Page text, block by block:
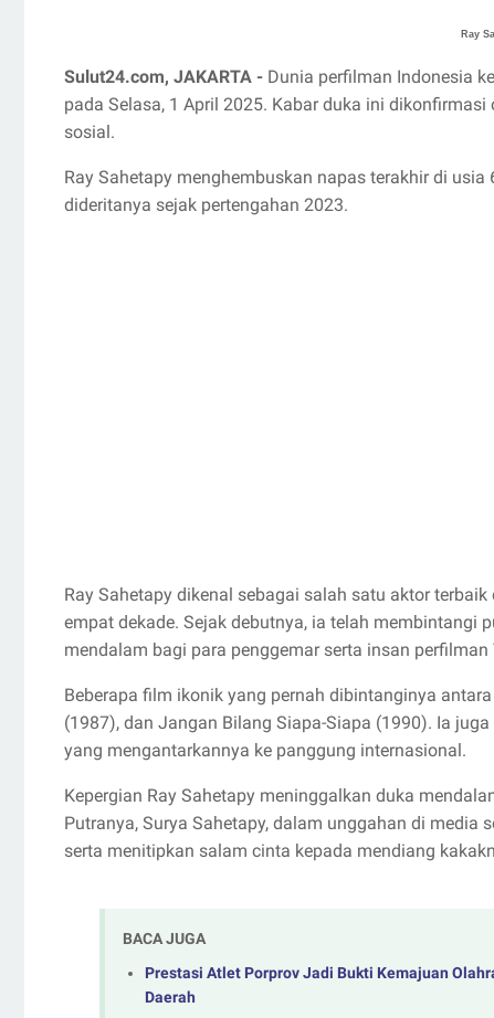
Ray
Sulut24.com, JAKARTA - Dunia perfilman Indonesia
pada Selasa, 1 April 2025. Kabar duka ini
sosial.
Ray Sahetapy menghembuskan napas terakhir di
dideritanya sejak pertengahan 2023.
Ray Sahetapy dikenal sebagai salah satu aktor
empat dekade. Sejak debutnya, ia telah membintangi
mendalam bagi para penggemar serta insan perfilman
Beberapa film ikonik yang pernah dibintanginya
(1987), dan Jangan Bilang Siapa-Siapa (1990). Ia
yang mengantarkannya ke panggung internasional.
Kepergian Ray Sahetapy meninggalkan duka
Putranya, Surya Sahetapy, dalam unggahan di
serta menitipkan salam cinta kepada mendiang
BACA JUGA
Prestasi Atlet Porprov Jadi Bukti Kemajuan
Daerah